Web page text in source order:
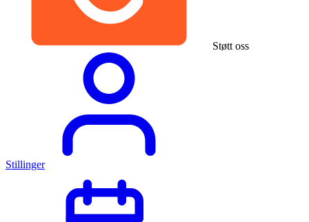
Støtt oss
Stillinger